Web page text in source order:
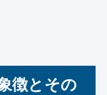
徴とその